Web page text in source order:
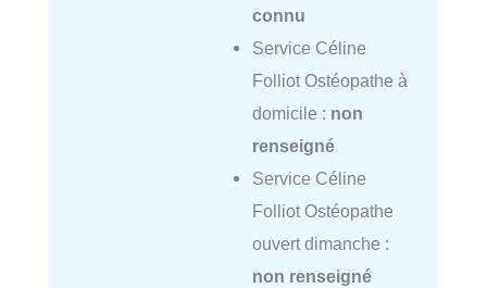
connu
Service Céline
Folliot Ostéopathe à
domicile : non
renseigné
Service Céline
Folliot Ostéopathe
ouvert dimanche :
non renseigné